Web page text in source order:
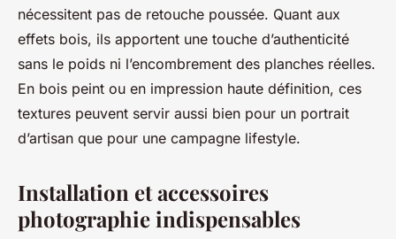
nécessitent pas de retouche poussée. Quant aux
effets bois, ils apportent une touche d’authenticité
sans le poids ni l’encombrement des planches réelles.
En bois peint ou en impression haute définition, ces
textures peuvent servir aussi bien pour un portrait
d’artisan que pour une campagne lifestyle.
Installation et accessoires
photographie indispensables